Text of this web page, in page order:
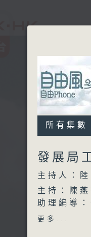
所有集數
發展局
主持人：
主持：陳
助理編導
監製：林
更多...